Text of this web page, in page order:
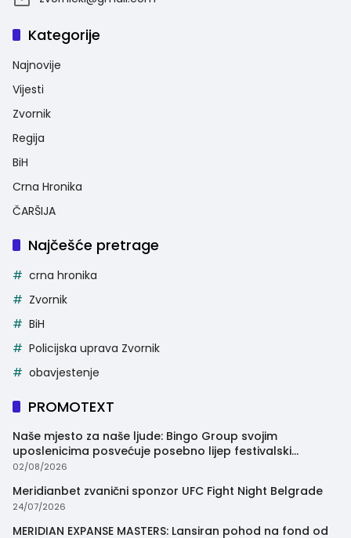
Kategorije
Najnovije
Vijesti
Zvornik
Regija
BiH
Crna Hronika
ČARŠIJA
Najčešće pretrage
crna hronika
Zvornik
BiH
Policijska uprava Zvornik
obavjestenje
PROMOTEXT
Naše mjesto za naše ljude: Bingo Group svojim
uposlenicima posvećuje posebno lijep festivalski
trenutak
02/08/2026
Meridianbet zvanični sponzor UFC Fight Night Belgrade
24/07/2026
MERIDIAN EXPANSE MASTERS: Lansiran pohod na fond od